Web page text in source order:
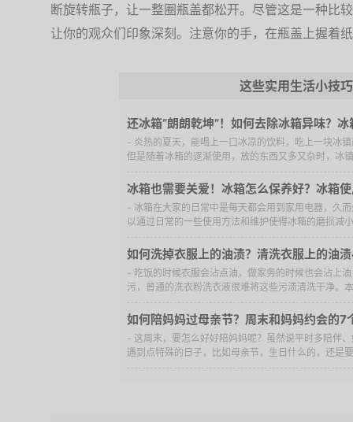
断旋转瓶子，让一整圈瓶盖都松开。尽管这是一种比
让你的观众们印象深刻。注意你的手，在瓶盖上握着
这些实用生活小技
还冰箱“朗朗乾坤”！如何去除冰箱异味？
- 炎热的夏天，能喝上一口冰凉的饮料，吃上一块冰
但是随着冰箱的逐渐使用，放的东西又多又杂时，冰
冰箱也需要关爱！冰箱怎么保养好？冰箱
- 冰箱在大家的日常中是每天都会用到家用电器，久
以通过日常的一些使用方法和维护使得冰箱的磨损减
如何洗掉衣服上的油渍？清洗衣服上的油
- 吃饭的时候衣服会沾点油，做家务的时候也会沾上
污，普通的洗衣粉洗衣液很难将这些污渍清洗干净。
如何陪妈妈过母亲节？周末和妈妈约会的7
- 这周末，要怎么好好陪妈妈呢？虽然说平时多陪伴
遇到点特殊的日子，比如母亲节，生日什么的，还是